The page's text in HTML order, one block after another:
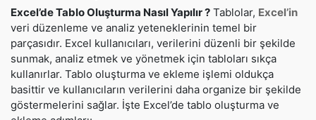
Excel’de Tablo Oluşturma Nasıl Yapılır ? Tablolar, Excel’in
veri düzenleme ve analiz yeteneklerinin temel bir
parçasıdır. Excel kullanıcıları, verilerini düzenli bir şekilde
sunmak, analiz etmek ve yönetmek için tabloları sıkça
kullanırlar. Tablo oluşturma ve ekleme işlemi oldukça
basittir ve kullanıcıların verilerini daha organize bir şekilde
göstermelerini sağlar. İşte Excel’de tablo oluşturma ve